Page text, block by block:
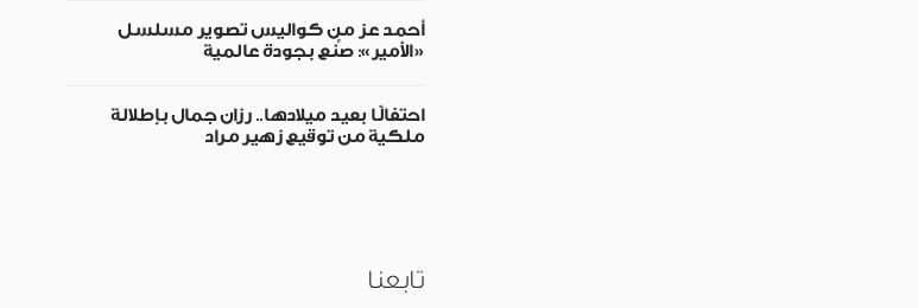
أحمد عز من كواليس تصوير مسلسل
«الأمير»: صُنع بجودة عالمية
احتفالًا بعيد ميلادها.. رزان جمال بإطلالة
ملكية من توقيع زهير مراد
تابعنا